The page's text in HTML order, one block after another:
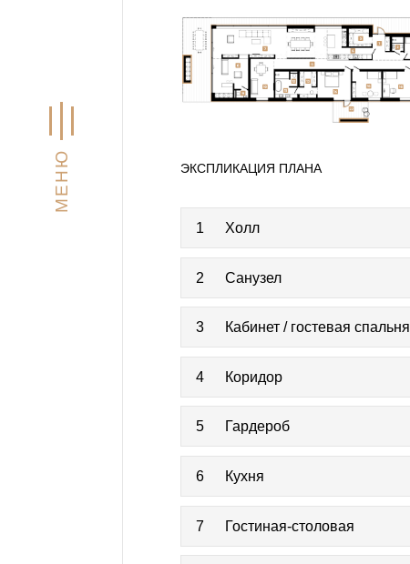
МЕНЮ ЭКСПЛИКАЦИЯ ПЛАНА
1 Холл
2 Санузел
3 Кабинет / гостевая спальня
4 Коридор
5 Гардероб
6 Кухня
7 Гостиная-столовая